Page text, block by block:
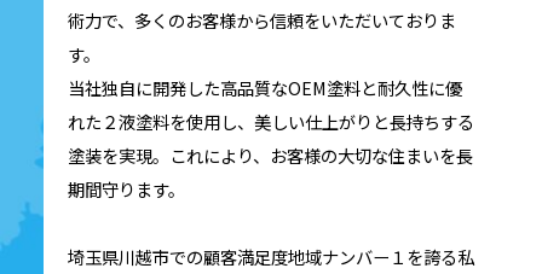
術力で、多くのお客様から信頼をいただいておりま
す。
当社独自に開発した高品質なOEM塗料と耐久性に優
れた２液塗料を使用し、美しい仕上がりと長持ちする
塗装を実現。これにより、お客様の大切な住まいを長
期間守ります。
埼玉県川越市での顧客満足度地域ナンバー１を誇る私